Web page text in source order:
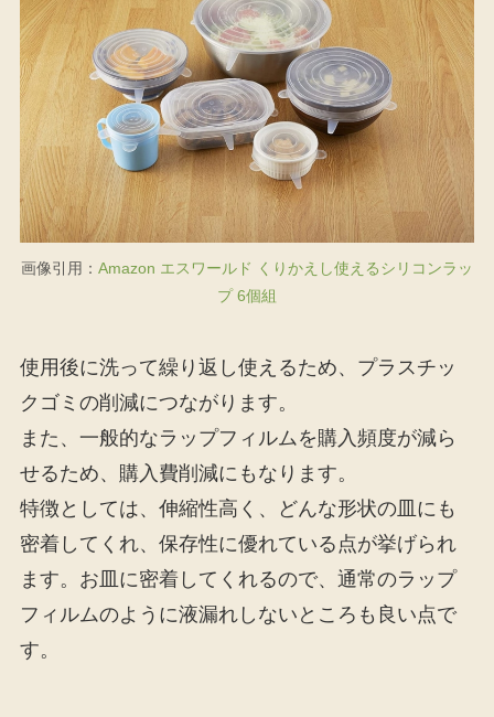
画像引用： Amazon エスワールド くりかえし使えるシリコンラッ
プ 6個組
使用後に洗って繰り返し使えるため、プラスチッ
クゴミの削減につながります。
また、一般的なラップフィルムを購入頻度が減ら
せるため、購入費削減にもなります。
特徴としては、伸縮性高く、どんな形状の皿にも
密着してくれ、保存性に優れている点が挙げられ
ます。お皿に密着してくれるので、通常のラップ
フィルムのように液漏れしないところも良い点で
す。